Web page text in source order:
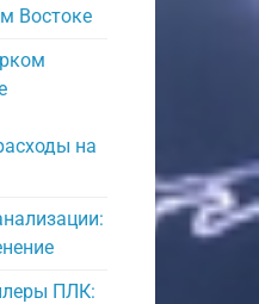
Востоке
на
ПЛК: